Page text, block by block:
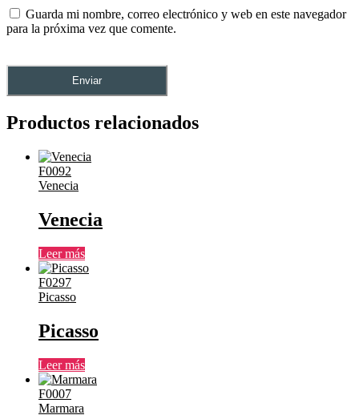
Guarda mi nombre, correo electrónico y web en este navegador
para la próxima vez que comente.
Productos relacionados
F0092
Venecia
Venecia
Leer más
F0297
Picasso
Picasso
Leer más
F0007
Marmara